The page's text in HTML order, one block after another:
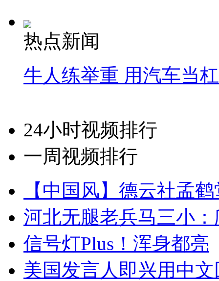
热点新闻
牛人练举重 用汽车当
24小时视频排行
一周视频排行
【中国风】德云社孟
河北无腿老兵马三小
信号灯Plus！浑身都亮
美国发言人即兴用中